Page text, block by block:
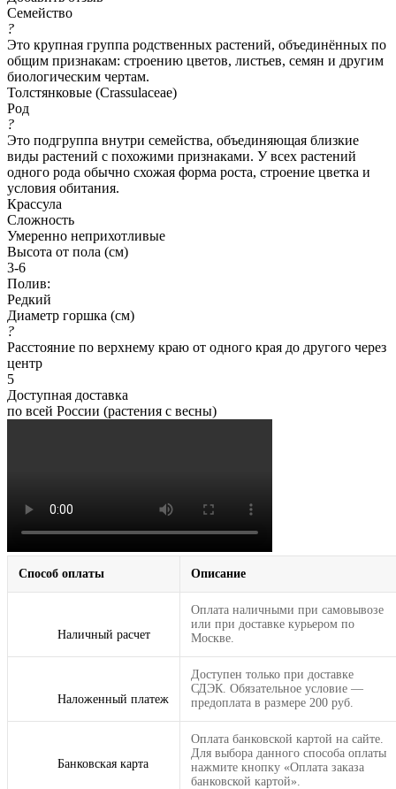
Семейство
?
Это крупная группа родственных растений, объединённых по
общим признакам: строению цветов, листьев, семян и другим
биологическим чертам.
Толстянковые (Crassulaceae)
Род
?
Это подгруппа внутри семейства, объединяющая близкие
виды растений с похожими признаками. У всех растений
одного рода обычно схожая форма роста, строение цветка и
условия обитания.
Крассула
Сложность
Умеренно неприхотливые
Высота от пола (см)
3-6
Полив:
Редкий
Диаметр горшка (см)
?
Расстояние по верхнему краю от одного края до другого через
центр
5
Доступная доставка
по всей России (растения с весны)
Способ оплаты Описание
Наличный расчет
Оплата наличными при самовывозе
или при доставке курьером по
Москве.
Наложенный платеж
Доступен только при доставке
СДЭК. Обязательное условие —
предоплата в размере 200 руб.
Банковская карта
Оплата банковской картой на сайте.
Для выбора данного способа оплаты
нажмите кнопку «Оплата заказа
банковской картой».